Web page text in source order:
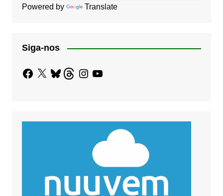
Powered by Translate
Siga-nos
Facebook
X BlueskyThreadsInstagram
YouTube